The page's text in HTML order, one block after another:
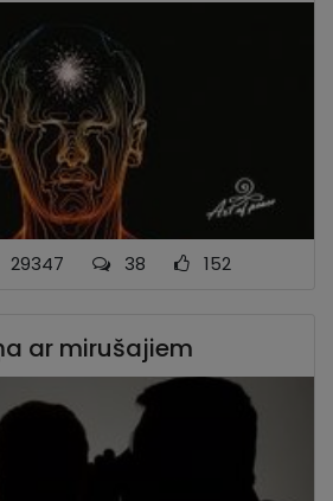
38 152
ar mirušajiem